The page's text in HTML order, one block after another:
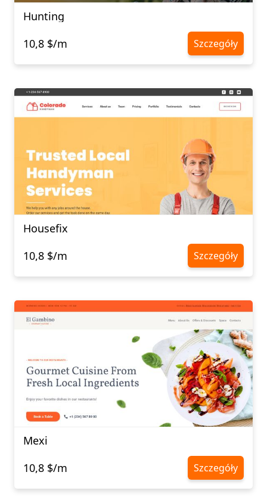
Hunting
10,8 $/m
Szczegóły
Housefix
10,8 $/m
Szczegóły
Mexi
10,8 $/m
Szczegóły